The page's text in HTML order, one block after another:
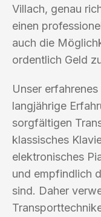
Villach, genau
einen
auch die
ordentlich Geld
Unser
langjährige
sorgfältigen
klassisches
elektronisches
und empfindlich
sind. Daher